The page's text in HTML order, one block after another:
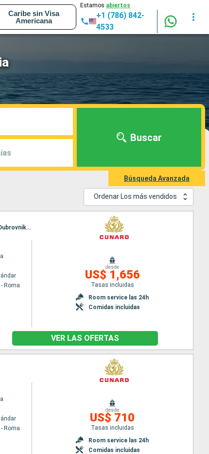
Caribe sin Visa
Americana
Estamos abiertos
+1 (786) 842-
4533
Buscar
Búsqueda Avanzada
Ordenar Los más vendidos
Itinerario : Civitavecchia - Roma, Messina (estrecho), Kefalonia, Corfú, Kotor, Split, Trieste, Zadar, Dubrovnik, La Valetta, Palma de Mallorca, Barcelona
Roma
desde
US$ 1,656
Tasas incluidas
Room service las 24h
Comidas incluidas
VER LAS OFERTAS
Roma
desde
US$ 710
Tasas incluidas
Room service las 24h
Comidas incluidas